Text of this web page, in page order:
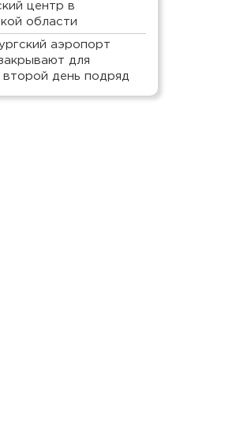
центр в
области
аэропорт
для
день подряд